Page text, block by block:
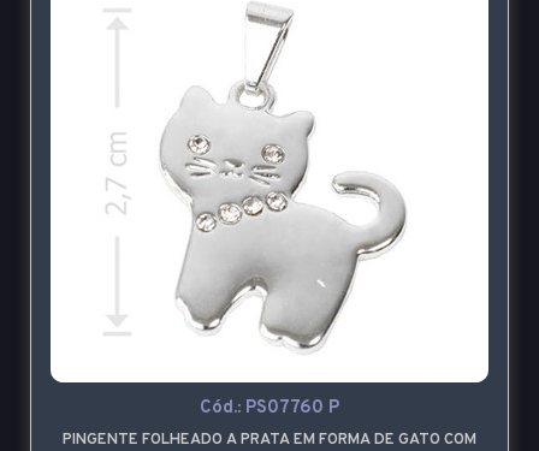
Cód.: PS07760 P
PINGENTE FOLHEADO A PRATA EM FORMA DE GATO COM